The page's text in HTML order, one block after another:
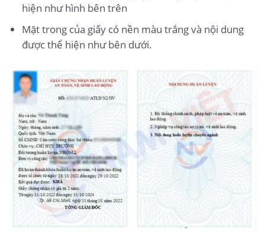
hiện như hình bên trên
Mặt trong của giấy có nền màu trắng và nội dung
được thể hiện như bên dưới.